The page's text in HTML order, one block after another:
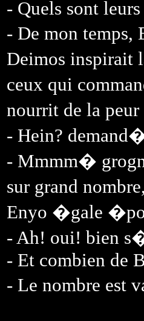
- Quels sont
- De mon temps,
Deimos inspirait
ceux qui
nourrit de la
- Hein?
- Mmmm�
sur grand
Enyo �gale
- Ah! oui! bien
- Et combien de
- Le nombre est